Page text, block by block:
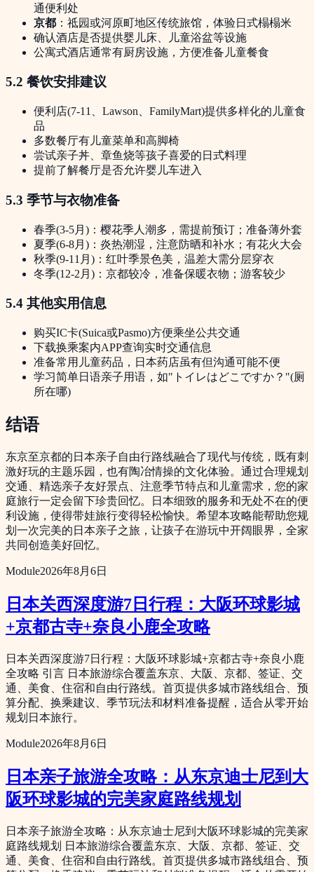
通便利处
京都 ：祗园或河原町地区传统旅馆，体验日式榻榻米
确认酒店是否提供婴儿床、儿童浴盆等设施
公寓式酒店通常有厨房设施，方便准备儿童餐食
5.2 餐饮安排建议
便利店(7-11、Lawson、FamilyMart)提供多样化的儿童食
品
多数餐厅有儿童菜单和高脚椅
尝试亲子丼、章鱼烧等孩子喜爱的日式料理
提前了解餐厅是否允许婴儿车进入
5.3 季节与衣物准备
春季(3-5月)：樱花季人潮多，需提前预订；准备薄外套
夏季(6-8月)：炎热潮湿，注意防晒和补水；有花火大会
秋季(9-11月)：红叶季景色美，温差大需分层穿衣
冬季(12-2月)：京都较冷，准备保暖衣物；游客较少
5.4 其他实用信息
购买IC卡(Suica或Pasmo)方便乘坐公共交通
下载换乘案内APP查询实时交通信息
准备常用儿童药品，日本药店虽有但沟通可能不便
学习简单日语亲子用语，如"トイレはどこですか？"(厕
所在哪)
结语
东京至京都的日本亲子自由行路线融合了现代与传统，既有刺
激好玩的主题乐园，也有陶冶情操的文化体验。通过合理规划
交通、精选亲子友好景点、注意季节特点和儿童需求，您的家
庭旅行一定会留下珍贵回忆。日本细致的服务和无处不在的便
利设施，使得带娃旅行变得轻松愉快。希望本攻略能帮助您规
划一次完美的日本亲子之旅，让孩子在游玩中开阔眼界，全家
共同创造美好回忆。
Module2026年8月6日
日本关西深度游7日行程：大阪环球影城
+京都古寺+奈良小鹿全攻略
日本关西深度游7日行程：大阪环球影城+京都古寺+奈良小鹿
全攻略 引言 日本旅游综合覆盖东京、大阪、京都、签证、交
通、美食、住宿和自由行路线。首页提供多城市路线组合、预
算分配、换乘建议、季节玩法和材料准备提醒，适合从零开始
规划日本旅行。
Module2026年8月6日
日本亲子旅游全攻略：从东京迪士尼到大
阪环球影城的完美家庭路线规划
日本亲子旅游全攻略：从东京迪士尼到大阪环球影城的完美家
庭路线规划 日本旅游综合覆盖东京、大阪、京都、签证、交
通、美食、住宿和自由行路线。首页提供多城市路线组合、预